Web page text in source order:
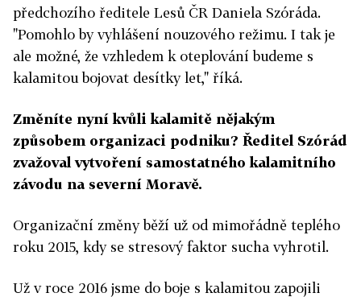
předchozího ředitele Lesů ČR Daniela Szóráda.
"Pomohlo by vyhlášení nouzového režimu. I tak je
ale možné, že vzhledem k oteplování budeme s
kalamitou bojovat desítky let," říká.
Změníte nyní kvůli kalamitě nějakým
způsobem organizaci podniku? Ředitel Szórád
zvažoval vytvoření samostatného kalamitního
závodu na severní Moravě.
Organizační změny běží už od mimořádně teplého
roku 2015, kdy se stresový faktor sucha vyhrotil.
Už v roce 2016 jsme do boje s kalamitou zapojili